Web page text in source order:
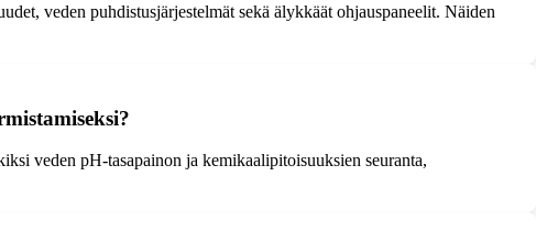
veden puhdistusjärjestelmät sekä älykkäät ohjauspaneelit. Näiden
veden pH-tasapainon ja kemikaalipitoisuuksien seuranta,